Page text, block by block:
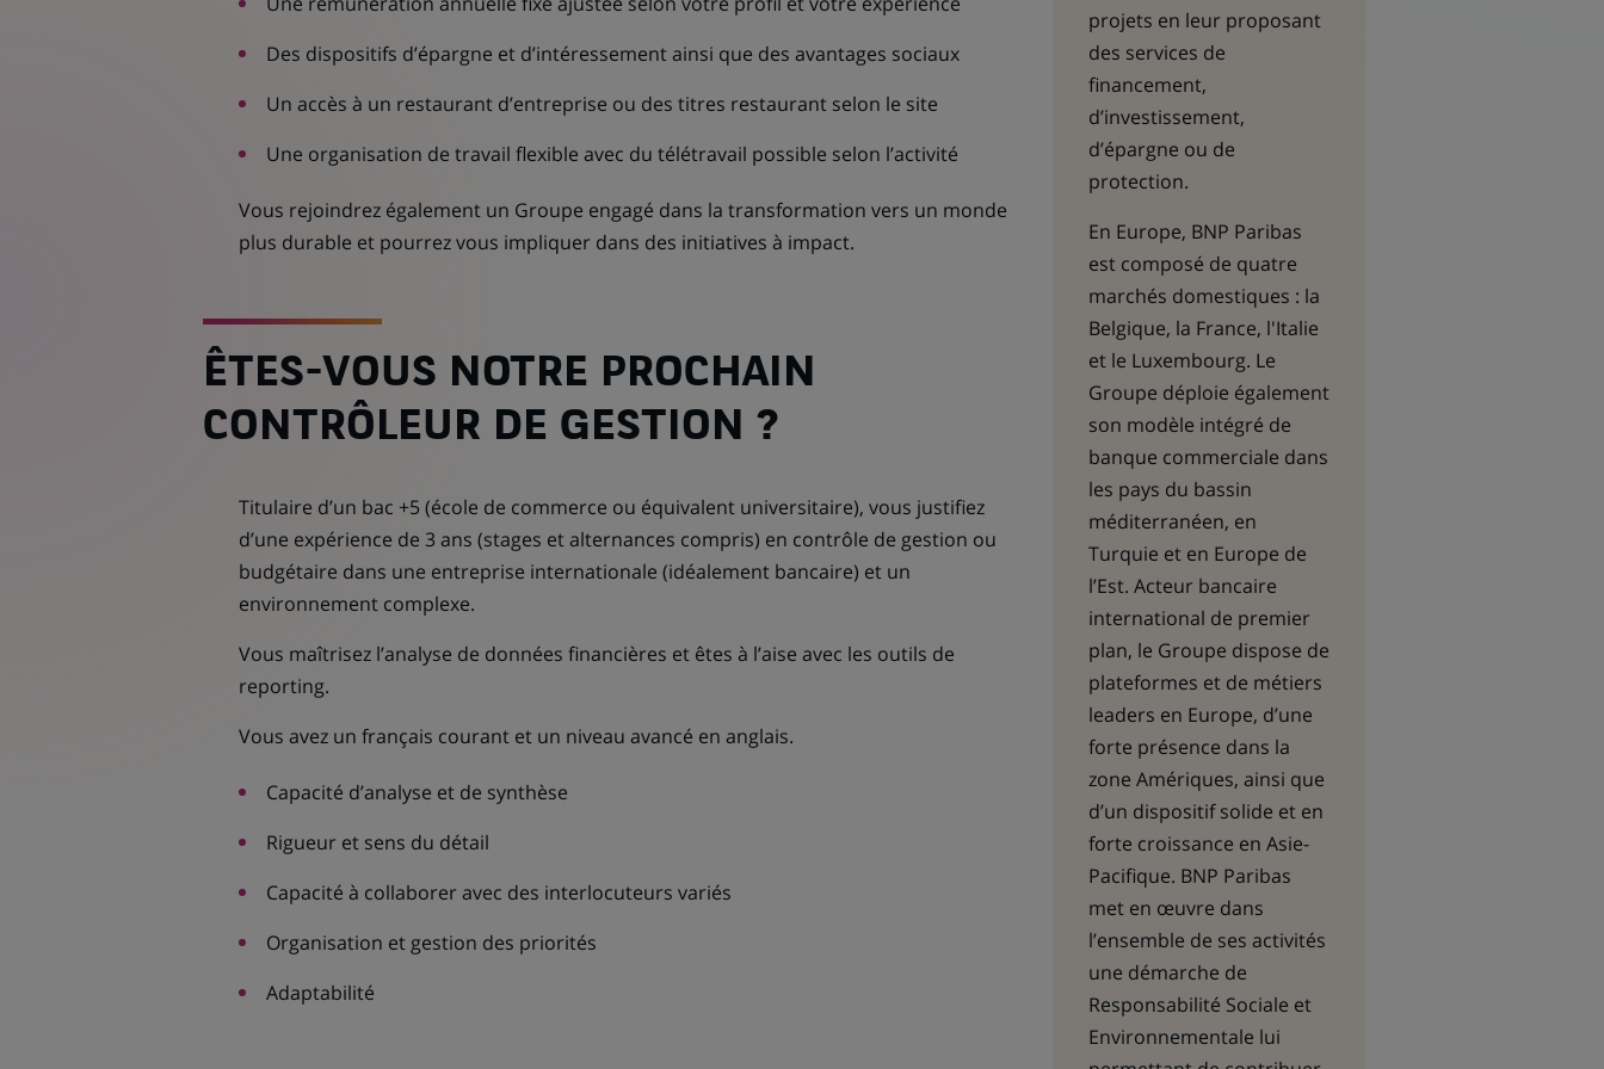
Des dispositifs d’épargne et d’intéressement ainsi que des avantages sociaux
Un accès à un restaurant d’entreprise ou des titres restaurant selon le site
Une organisation de travail flexible avec du télétravail possible selon l’activité
Vous rejoindrez également un Groupe engagé dans la transformation vers un monde
plus durable et pourrez vous impliquer dans des initiatives à impact.
ÊTES-VOUS NOTRE PROCHAIN
CONTRÔLEUR DE GESTION ?
Titulaire d’un bac +5 (école de commerce ou équivalent universitaire), vous justifiez
d’une expérience de 3 ans (stages et alternances compris) en contrôle de gestion ou
budgétaire dans une entreprise internationale (idéalement bancaire) et un
environnement complexe.
Vous maîtrisez l’analyse de données financières et êtes à l’aise avec les outils de
reporting.
Vous avez un français courant et un niveau avancé en anglais.
Capacité d’analyse et de synthèse
Rigueur et sens du détail
Capacité à collaborer avec des interlocuteurs variés
Organisation et gestion des priorités
Adaptabilité
projets en leur proposant
des services de
financement,
d’investissement,
d’épargne ou de
protection.
En Europe, BNP Paribas
est composé de quatre
marchés domestiques : la
Belgique, la France, l'Italie
et le Luxembourg. Le
Groupe déploie également
son modèle intégré de
banque commerciale dans
les pays du bassin
méditerranéen, en
Turquie et en Europe de
l’Est. Acteur bancaire
international de premier
plan, le Groupe dispose de
plateformes et de métiers
leaders en Europe, d’une
forte présence dans la
zone Amériques, ainsi que
d’un dispositif solide et en
forte croissance en Asie-
Pacifique. BNP Paribas
met en œuvre dans
l’ensemble de ses activités
une démarche de
Responsabilité Sociale et
Environnementale lui